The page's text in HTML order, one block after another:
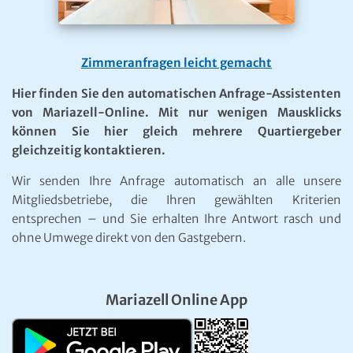
Zimmeranfragen leicht gemacht
Hier finden Sie den automatischen Anfrage-Assistenten
von Mariazell-Online. Mit nur wenigen Mausklicks
können Sie hier gleich mehrere Quartiergeber
gleichzeitig kontaktieren.
Wir senden Ihre Anfrage automatisch an alle unsere
Mitgliedsbetriebe, die Ihren gewählten Kriterien
entsprechen – und Sie erhalten Ihre Antwort rasch und
ohne Umwege direkt von den Gastgebern.
Mariazell Online App